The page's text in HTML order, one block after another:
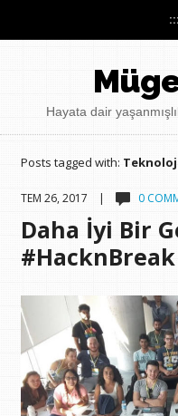
Hayata dair
Posts tagged with:
TEM 26, 2017 | 0
Daha İyi Bir
#HacknBreak